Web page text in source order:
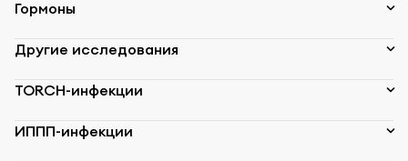
Гормоны
Другие исследования
TORCH-инфекции
ИППП-инфекции